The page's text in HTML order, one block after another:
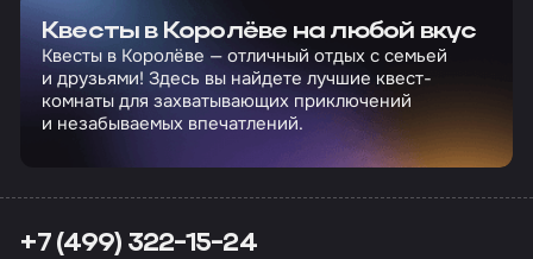
Квесты в Королёве на любой вкус
Квесты в Королёве — отличный отдых с семьей
и друзьями! Здесь вы найдете лучшие квест-
комнаты для захватывающих приключений
и незабываемых впечатлений.
+7 (499) 322-15-24